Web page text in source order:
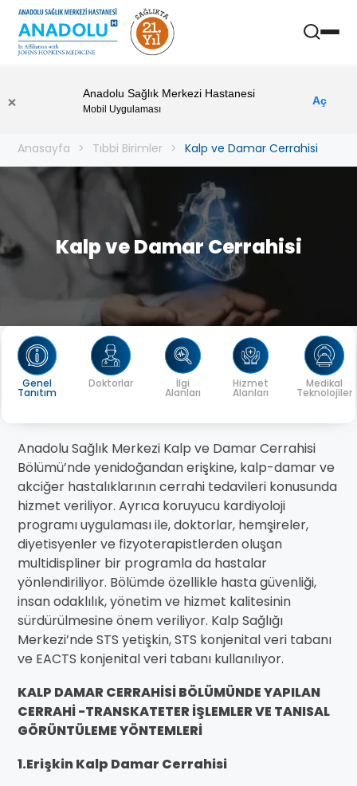
Anadolu Sağlık Merkezi Hastanesi
Mobil Uygulaması
Aç
Anasayfa Tıbbi Birimler Kalp ve Damar Cerrahisi
Kalp ve Damar Cerrahisi
Genel
Tanıtım
Doktorlar İlgi
Alanları
Hizmet
Alanları
Medikal
Teknolojiler
Anadolu Sağlık Merkezi Kalp ve Damar Cerrahisi
Bölümü’nde yenidoğandan erişkine, kalp-damar ve
akciğer hastalıklarının cerrahi tedavileri konusunda
hizmet veriliyor. Ayrıca koruyucu kardiyoloji
programı uygulaması ile, doktorlar, hemşireler,
diyetisyenler ve fizyoterapistlerden oluşan
multidispliner bir programla da hastalar
yönlendiriliyor. Bölümde özellikle hasta güvenliği,
insan odaklılık, yönetim ve hizmet kalitesinin
sürdürülmesine önem veriliyor. Kalp Sağlığı
Merkezi’nde STS yetişkin, STS konjenital veri tabanı
ve EACTS konjenital veri tabanı kullanılıyor.
KALP DAMAR CERRAHİSİ BÖLÜMÜNDE YAPILAN
CERRAHİ -TRANSKATETER İŞLEMLER VE TANISAL
GÖRÜNTÜLEME YÖNTEMLERİ
1.Erişkin Kalp Damar Cerrahisi